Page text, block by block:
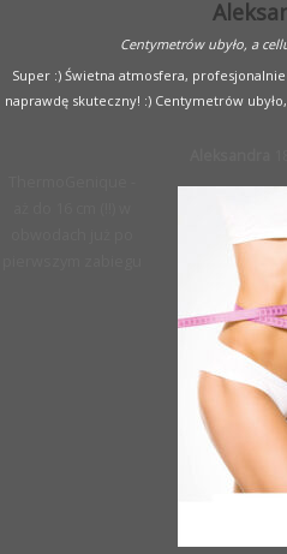
Centymetrów ubyło, a
Super :) Świetna atmosfera,
naprawdę skuteczny! :) Centymetrów